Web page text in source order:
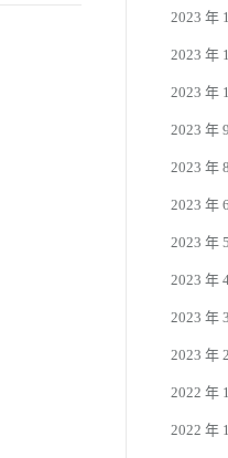
2023 年
2023 年
2023 年
2023 年
2023 年
2023 年
2023 年
2023 年
2023 年
2023 年
2022 年
2022 年